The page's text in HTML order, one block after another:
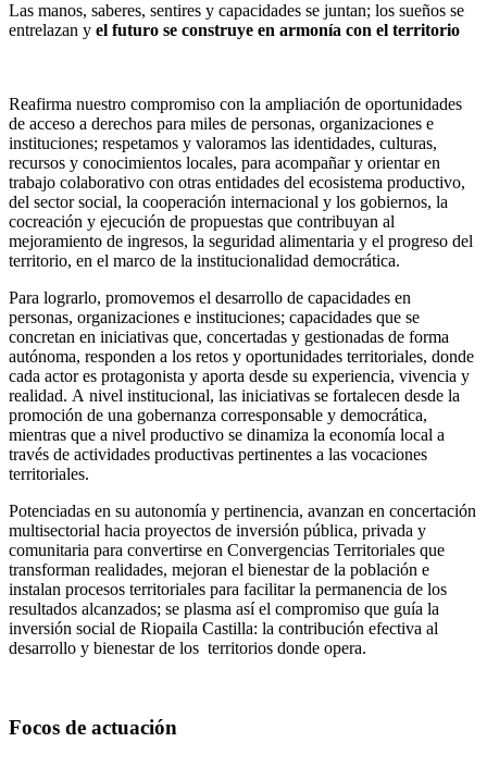
Las manos, saberes, sentires y capacidades se juntan; los sueños se
entrelazan y el futuro se construye en armonía con el territorio
Reafirma nuestro compromiso con la ampliación de oportunidades
de acceso a derechos para miles de personas, organizaciones e
instituciones; respetamos y valoramos las identidades, culturas,
recursos y conocimientos locales, para acompañar y orientar en
trabajo colaborativo con otras entidades del ecosistema productivo,
del sector social, la cooperación internacional y los gobiernos, la
cocreación y ejecución de propuestas que contribuyan al
mejoramiento de ingresos, la seguridad alimentaria y el progreso del
territorio, en el marco de la institucionalidad democrática.
Para lograrlo, promovemos el desarrollo de capacidades en
personas, organizaciones e instituciones; capacidades que se
concretan en iniciativas que, concertadas y gestionadas de forma
autónoma, responden a los retos y oportunidades territoriales, donde
cada actor es protagonista y aporta desde su experiencia, vivencia y
realidad. A nivel institucional, las iniciativas se fortalecen desde la
promoción de una gobernanza corresponsable y democrática,
mientras que a nivel productivo se dinamiza la economía local a
través de actividades productivas pertinentes a las vocaciones
territoriales.
Potenciadas en su autonomía y pertinencia, avanzan en concertación
multisectorial hacia proyectos de inversión pública, privada y
comunitaria para convertirse en Convergencias Territoriales que
transforman realidades, mejoran el bienestar de la población e
instalan procesos territoriales para facilitar la permanencia de los
resultados alcanzados; se plasma así el compromiso que guía la
inversión social de Riopaila Castilla: la contribución efectiva al
desarrollo y bienestar de los territorios donde opera.
Focos de actuación